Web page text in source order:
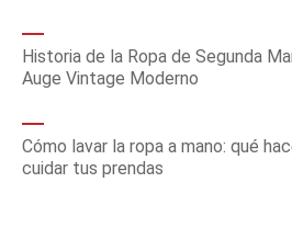
Historia de la Ropa de Segunda
Auge Vintage Moderno
Cómo lavar la ropa a mano: qué
cuidar tus prendas